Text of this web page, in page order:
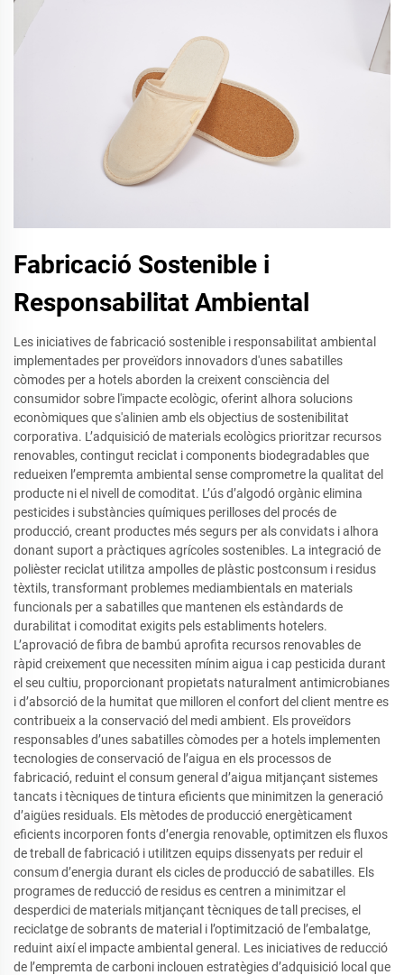
Fabricació Sostenible i
Responsabilitat Ambiental
Les iniciatives de fabricació sostenible i responsabilitat ambiental
implementades per proveïdors innovadors d'unes sabatilles
còmodes per a hotels aborden la creixent consciència del
consumidor sobre l'impacte ecològic, oferint alhora solucions
econòmiques que s'alinien amb els objectius de sostenibilitat
corporativa. L’adquisició de materials ecològics prioritzar recursos
renovables, contingut reciclat i components biodegradables que
redueixen l’empremta ambiental sense comprometre la qualitat del
producte ni el nivell de comoditat. L’ús d’algodó orgànic elimina
pesticides i substàncies químiques perilloses del procés de
producció, creant productes més segurs per als convidats i alhora
donant suport a pràctiques agrícoles sostenibles. La integració de
polièster reciclat utilitza ampolles de plàstic postconsum i residus
tèxtils, transformant problemes mediambientals en materials
funcionals per a sabatilles que mantenen els estàndards de
durabilitat i comoditat exigits pels establiments hotelers.
L’aprovació de fibra de bambú aprofita recursos renovables de
ràpid creixement que necessiten mínim aigua i cap pesticida durant
el seu cultiu, proporcionant propietats naturalment antimicrobianes
i d’absorció de la humitat que milloren el confort del client mentre es
contribueix a la conservació del medi ambient. Els proveïdors
responsables d’unes sabatilles còmodes per a hotels implementen
tecnologies de conservació de l’aigua en els processos de
fabricació, reduint el consum general d’aigua mitjançant sistemes
tancats i tècniques de tintura eficients que minimitzen la generació
d’aigües residuals. Els mètodes de producció energèticament
eficients incorporen fonts d’energia renovable, optimitzen els fluxos
de treball de fabricació i utilitzen equips dissenyats per reduir el
consum d’energia durant els cicles de producció de sabatilles. Els
programes de reducció de residus es centren a minimitzar el
desperdici de materials mitjançant tècniques de tall precises, el
reciclatge de sobrants de material i l’optimització de l’embalatge,
reduint així el impacte ambiental general. Les iniciatives de reducció
de l’empremta de carboni inclouen estratègies d’adquisició local que